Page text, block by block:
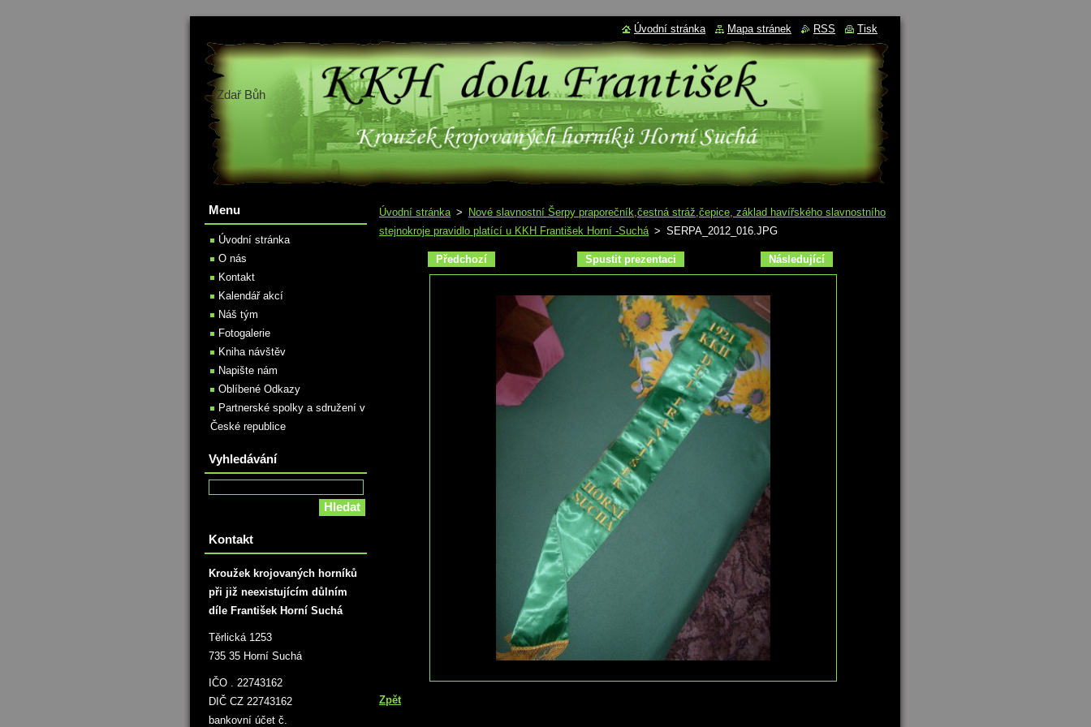
Zdař Bůh
Úvodní stránka >
Nové slavnostní Šerpy praporečník,čestná stráž,čepice, základ havířského slavnostního
stejnokroje pravidlo platící u KKH František Horní -Suchá > SERPA_2012_016.JPG
Předchozí Spustit prezentaci Následující
Zpět
Menu
Úvodní stránka
O nás
Kontakt
Kalendář akcí
Náš tým
Fotogalerie
Kniha návštěv
Napište nám
Oblíbené Odkazy
Partnerské spolky a sdružení v
České republice
Vyhledávání
Kontakt
Kroužek krojovaných horníků
při již neexistujícím důlním
díle František Horní Suchá
Těrlická 1253
735 35 Horní Suchá
IČO . 22743162
DIČ CZ 22743162
bankovní účet č.
Úvodní stránka Mapa stránek RSS Tisk